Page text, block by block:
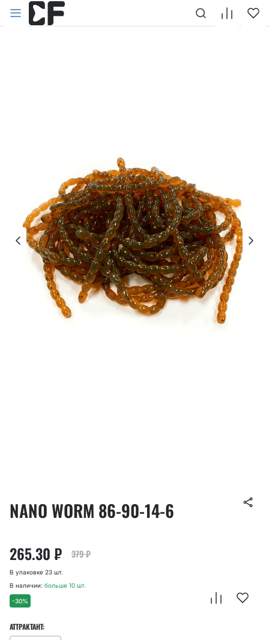
NANO WORM 86-90-14-6
265.30₽ 379₽
-30%
В упаковке 23 шт.
В наличии: больше 10 шт.
АТТРАКТАНТ:
НАЗАД